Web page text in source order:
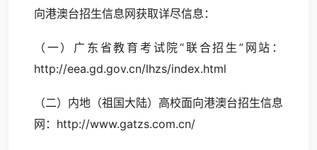
向港澳台招生信息网获取详尽信息：
（一）广东省教育考试院“联合招生”网站：
http://eea.gd.gov.cn/lhzs/index.html
（二）内地（祖国大陆）高校面向港澳台招生信息
网：http://www.gatzs.com.cn/